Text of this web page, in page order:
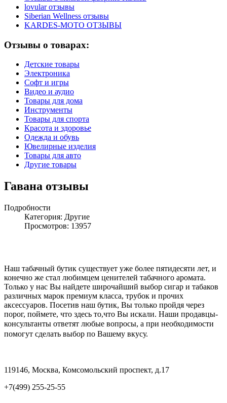
lovular отзывы
Siberian Wellness отзывы
KARDES-MOTO ОТЗЫВЫ
Отзывы о товарах:
Детские товары
Электроника
Софт и игры
Видео и аудио
Товары для дома
Инструменты
Товары для спорта
Красота и здоровье
Одежда и обувь
Ювелирные изделия
Товары для авто
Другие товары
Гавана отзывы
Подробности
Категория: Другие
Просмотров: 13957
Наш табачный бутик существует уже более пятидесяти лет, и
конечно же стал любимцем ценителей табачного аромата.
Только у нас Вы найдете широчайший выбор сигар и табаков
различных марок премиум класса, трубок и прочих
аксессуаров. Посетив наш бутик, Вы только пройдя через
порог, поймете, что здесь то,что Вы искали. Наши продавцы-
консультанты ответят любые вопросы, а при необходимости
помогут сделать выбор по Вашему вкусу.
119146, Москва, Комсомольский проспект, д.17
+7(499) 255-25-55